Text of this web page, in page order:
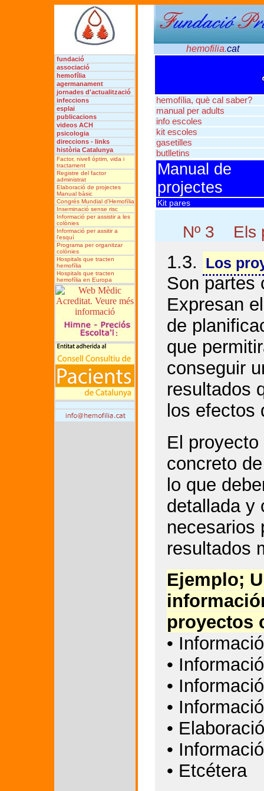
hemofilia.cat
fundació
associació
hemofília
agermanament
jornades d'actualització
infeccions
esplai
publicacions
videos ACH
psicologia
direccions - links
història Catalunya
Factor, nivell óptim, vida i
tractament
Registre del factor
administrat
Elaboració de projectes
Manual bàsic
Congrés Mundial d'Hemofília
Inseminació sense risc
Informació per assistir a les
colònies
Informació per assitir a
l'esquí
Programa per organitzar
colònies
Hospitals que tracten
hemofília
Hospitals que tracten
hemofília en Europa
hemofília, què cal saber?
manual per adults
info escoles
kit escoles
gasetilles
butlletins
Manual de
projectes
Kit pares
Nº 3 Els
1.3. Los
Son partes
Expresan
de
que
conseguir
resultados
los efectos
El
concreto
lo que
detallada y
necesarios
resultados
Ejemplo;
proyectos
•
•
•
•
•
•
• Etcétera